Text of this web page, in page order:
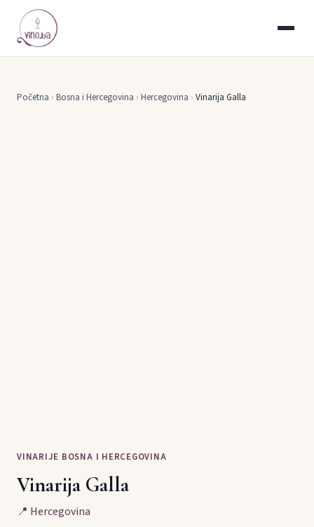
Početna › Bosna i Hercegovina › Hercegovina › Vinarija Galla
VINARIJE BOSNA I HERCEGOVINA
Vinarija Galla
📍 Hercegovina